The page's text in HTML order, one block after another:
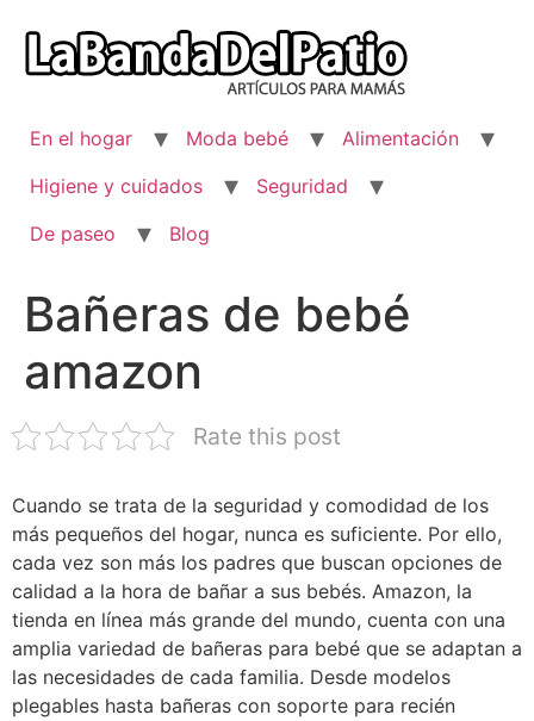
contenido
En el hogar Moda bebé
Alimentación
Higiene y cuidados
Seguridad
De paseo
Blog
Bañeras de bebé
amazon
Rate this post
Cuando se trata de la seguridad y comodidad de los
más pequeños del hogar, nunca es suficiente. Por ello,
cada vez son más los padres que buscan opciones de
calidad a la hora de bañar a sus bebés. Amazon, la
tienda en línea más grande del mundo, cuenta con una
amplia variedad de bañeras para bebé que se adaptan a
las necesidades de cada familia. Desde modelos
plegables hasta bañeras con soporte para recién